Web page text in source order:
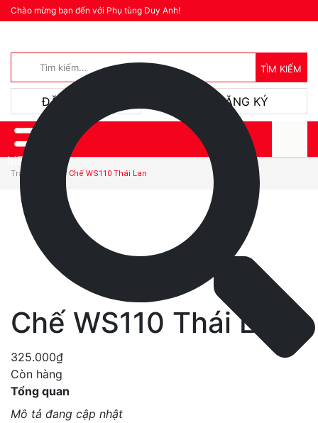
Chào mừng bạn đến với Phụ tùng Duy Anh!
TÌM KIẾM
ĐĂNG NHẬP ĐĂNG KÝ
MENU
Trang chủ Chế WS110 Thái Lan
Chế WS110 Thái Lan
325.000₫
Còn hàng
Tổng quan
Mô tả đang cập nhật